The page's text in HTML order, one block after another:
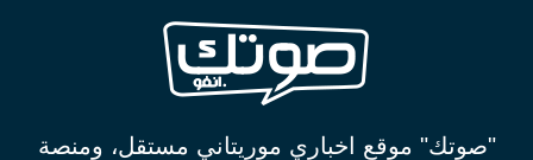
"صوتك" موقع اخباري موريتاني مستقل، ومنصة